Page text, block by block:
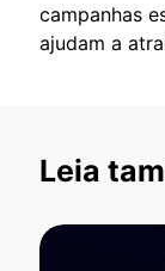
campanhas
ajudam a
Leia